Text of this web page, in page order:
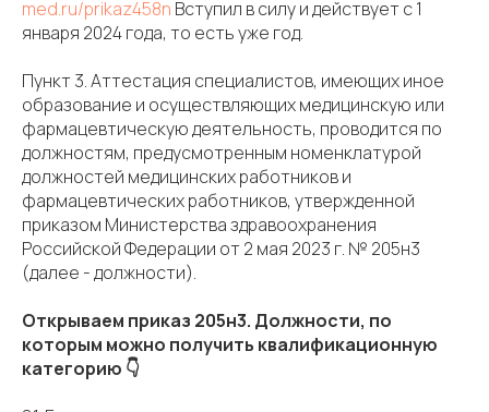
med.ru/prikaz458n Вступил в силу и действует с 1
января 2024 года, то есть уже год.
Пункт 3. Аттестация специалистов, имеющих иное
образование и осуществляющих медицинскую или
фармацевтическую деятельность, проводится по
должностям, предусмотренным номенклатурой
должностей медицинских работников и
фармацевтических работников, утвержденной
приказом Министерства здравоохранения
Российской Федерации от 2 мая 2023 г. № 205н3
(далее - должности).
Открываем приказ 205н3. Должности, по
которым можно получить квалификационную
категорию 👇